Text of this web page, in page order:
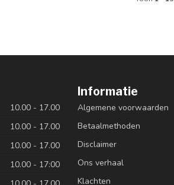
10.00 - 17.00
10.00 - 17.00
10.00 - 17.00
10.00 - 17:00
Informatie
Algemene voorwaarden
Betaalmethoden
Disclaimer
Ons verhaal
Klachten